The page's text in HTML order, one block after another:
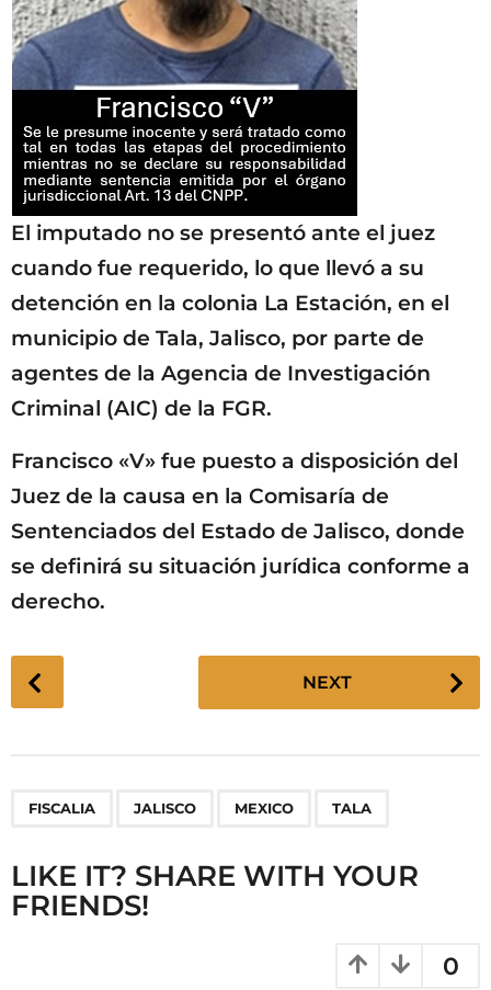
El imputado no se presentó ante el juez
cuando fue requerido, lo que llevó a su
detención en la colonia La Estación, en el
municipio de Tala, Jalisco, por parte de
agentes de la Agencia de Investigación
Criminal (AIC) de la FGR.
Francisco «V» fue puesto a disposición del
Juez de la causa en la Comisaría de
Sentenciados del Estado de Jalisco, donde
se definirá su situación jurídica conforme a
derecho.
P
o
i
n
NEXT
FISCALIA JALISCO MEXICO TALA
LIKE IT? SHARE WITH YOUR
FRIENDS!
0